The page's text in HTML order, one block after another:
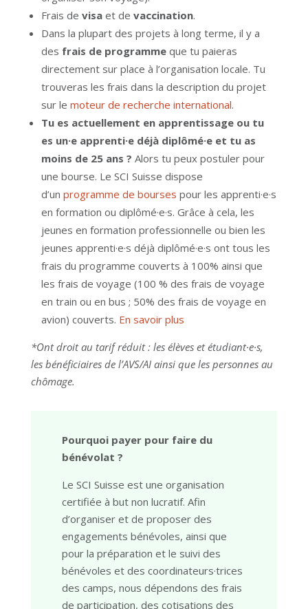
Frais de visaet de vaccination.
Dans la plupart des projets à long terme, il y a
des frais de programmeque tu paieras
directement sur place à l’organisation locale. Tu
trouveras les frais dans la description du projet
sur le moteur de recherche international.
Tu es actuellement en apprentissage ou tu
es un·e apprenti·e déjà diplômé·e et tu as
moins de 25 ans ? Alors tu peux postuler pour
une bourse. Le SCI Suisse dispose
d’un programme de bourses pour les apprenti·e·s
en formation ou diplômé·e·s. Grâce à cela, les
jeunes en formation professionnelle ou bien les
jeunes apprenti·e·s déjà diplômé·e·s ont tous les
frais du programme couverts à 100% ainsi que
les frais de voyage (100 % des frais de voyage
en train ou en bus ; 50% des frais de voyage en
avion) couverts. En savoir plus
*Ont droit au tarif réduit :les élèves et étudiant·e·s,
les bénéficiaires de l’AVS/AI ainsi que les personnes au
chômage.
Pourquoi payer pour faire du
bénévolat ?
Le SCI Suisse est une organisation
certifiée à but non lucratif. Afin
d’organiser et de proposer des
engagements bénévoles, ainsi que
pour la préparation et le suivi des
bénévoles et des coordinateurs·trices
des camps, nous dépendons des frais
de participation, des cotisations des